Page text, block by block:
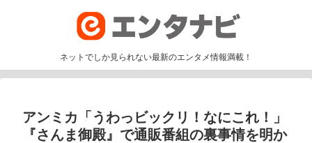
ネットでしか見られない最新のエンタメ情報満載！
アンミカ「うわっビックリ！なにこれ！」
『さんま御殿』で通販番組の裏事情を明か